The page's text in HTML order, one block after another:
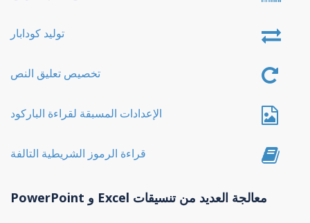
توليد كودابار
تخصيص تعليق النص
الإعدادات المسبقة لقراءة الباركود
قراءة الرموز الشريطية التالفة
معالجة العديد من تنسيقات Excel و PowerPoint